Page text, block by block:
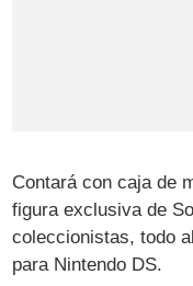
Contará con caja de
figura exclusiva de
coleccionistas, todo
para Nintendo DS.